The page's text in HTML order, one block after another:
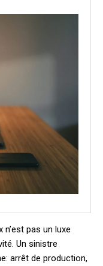
pas un luxe
Un sinistre
arrêt de production,